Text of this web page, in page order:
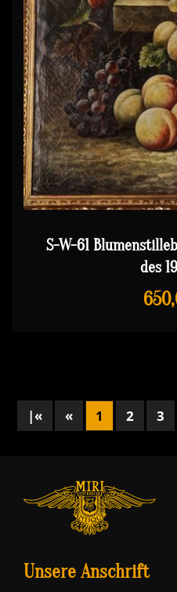
S-W-61
des
|« « 1 2 3
Unsere Anschrift